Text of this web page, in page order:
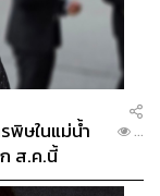
ษในแม่น้ำ
ส.ค.นี้
...